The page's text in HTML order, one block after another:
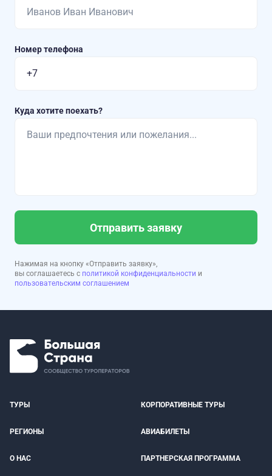
Номер телефона
Куда хотите поехать?
Отправить заявку
Нажимая на кнопку «Отправить заявку»,
вы соглашаетесь с политикой конфиденциальности и
пользовательским соглашением
ТУРЫ КОРПОРАТИВНЫЕ ТУРЫ
РЕГИОНЫ АВИАБИЛЕТЫ
О НАС ПАРТНЕРСКАЯ ПРОГРАММА